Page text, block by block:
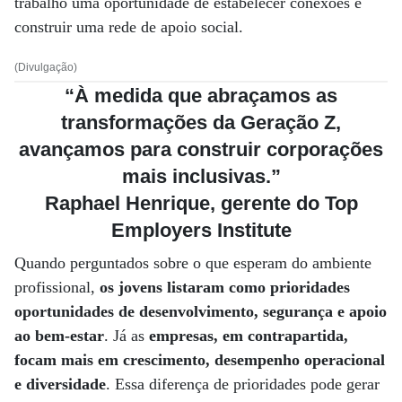
construir uma rede de apoio social.
(Divulgação)
“À medida que abraçamos as
transformações da Geração Z,
avançamos para construir corporações
mais inclusivas.”
Raphael Henrique, gerente do Top
Employers Institute
Quando perguntados sobre o que esperam do ambiente
profissional, os jovens listaram como prioridades
oportunidades de desenvolvimento, segurança e apoio
ao bem-estar. Já as empresas, em contrapartida,
focam mais em crescimento, desempenho operacional
e diversidade. Essa diferença de prioridades pode gerar